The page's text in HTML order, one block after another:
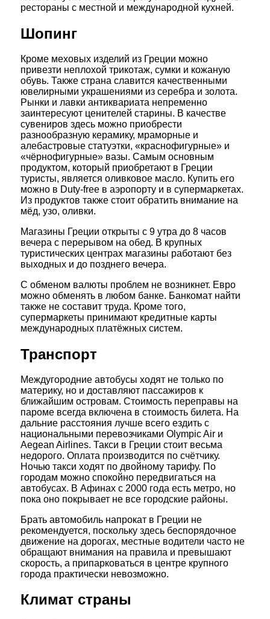
рестораны с местной и международной кухней.
Шопинг
Кроме меховых изделий из Греции можно
привезти неплохой трикотаж, сумки и кожаную
обувь. Также страна славится качественными
ювелирными украшениями из серебра и золота.
Рынки и лавки антиквариата непременно
заинтересуют ценителей старины. В качестве
сувениров здесь можно приобрести
разнообразную керамику, мраморные и
алебастровые статуэтки, «краснофигурные» и
«чёрнофигурные» вазы. Самым основным
продуктом, который приобретают в Греции
туристы, является оливковое масло. Купить его
можно в Duty-free в аэропорту и в супермаркетах.
Из продуктов также стоит обратить внимание на
мёд, узо, оливки.
Магазины Греции открыты с 9 утра до 8 часов
вечера с перерывом на обед. В крупных
туристических центрах магазины работают без
выходных и до позднего вечера.
С обменом валюты проблем не возникнет. Евро
можно обменять в любом банке. Банкомат найти
также не составит труда. Кроме того,
супермаркеты принимают кредитные карты
международных платёжных систем.
Транспорт
Междугородние автобусы ходят не только по
материку, но и доставляют пассажиров к
ближайшим островам. Стоимость переправы на
пароме всегда включена в стоимость билета. На
дальние расстояния лучше всего ездить с
национальными перевозчиками Olympic Air и
Aegean Airlines. Такси в Греции стоит весьма
недорого. Оплата производится по счётчику.
Ночью такси ходят по двойному тарифу. По
городам можно спокойно передвигаться на
автобусах. В Афинах с 2000 года есть метро, но
пока оно покрывает не все городские районы.
Брать автомобиль напрокат в Греции не
рекомендуется, поскольку здесь беспорядочное
движение на дорогах, местные водители часто не
обращают внимания на правила и превышают
скорость, а припарковаться в центре крупного
города практически невозможно.
Климат страны